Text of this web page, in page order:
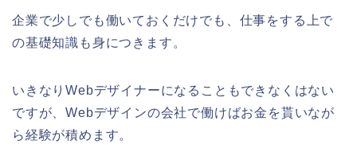
企業で少しでも働いておくだけでも、仕事をする上で
の基礎知識も身につきます。
いきなりWebデザイナーになることもできなくはない
ですが、Webデザインの会社で働けばお金を貰いなが
ら経験が積めます。